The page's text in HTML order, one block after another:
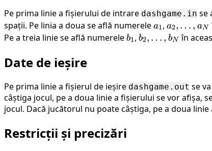
Pe prima linie a fișierului de intrare dashgame.in se
spații. Pe linia a doua se află numerelea_1
a1, a_2,
\dots,
a2, … , aN
Pe a treia linie se află numereleb_1
b1, b_2,
b2, … , bN în
Date de ieșire
Pe prima linie a fișierul de ieșire dashgame.out se
câștiga jocul, pe a doua linie a fișierului se vor afișa,
jocul. Dacă jucătorul nu poate câștiga, pe a doua
Restricții și precizări